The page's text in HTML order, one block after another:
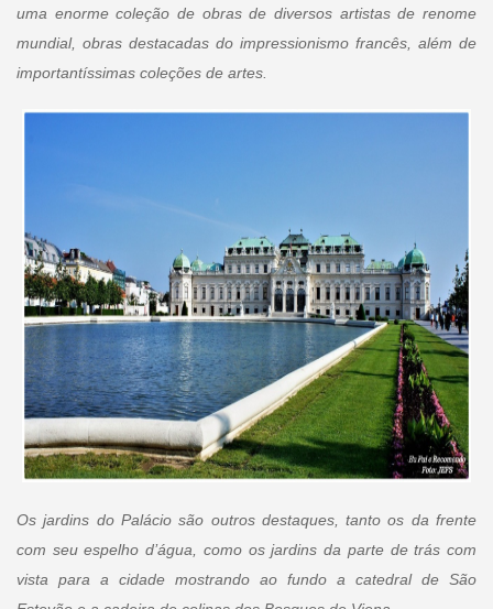
uma enorme coleção de obras de diversos artistas de renome
mundial, obras destacadas do impressionismo francês, além de
importantíssimas coleções de artes.
Os jardins do Palácio são outros destaques, tanto os da frente
com seu espelho d’água, como os jardins da parte de trás com
vista para a cidade mostrando ao fundo a catedral de São